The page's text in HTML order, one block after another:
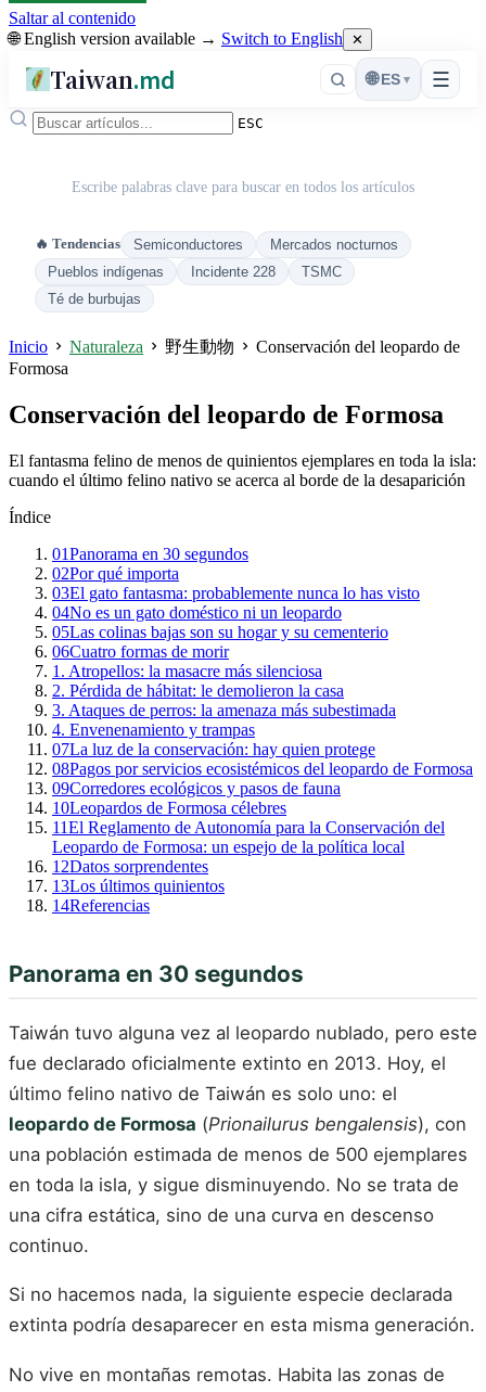
Saltar al contenido
🌐 English version available → Switch to English ✕
Taiwan.md ☰
🌐 ES ▾
ESC
Escribe palabras clave para buscar en todos los artículos
🔥 Tendencias Semiconductores
Mercados nocturnos
Pueblos indígenas
Incidente 228
TSMC
Té de burbujas
Inicio Naturaleza 野生動物
Conservación del leopardo de
Formosa
Conservación del leopardo de Formosa
El fantasma felino de menos de quinientos ejemplares en toda la isla:
cuando el último felino nativo se acerca al borde de la desaparición
Índice
01Panorama en 30 segundos
02Por qué importa
03El gato fantasma: probablemente nunca lo has visto
04No es un gato doméstico ni un leopardo
05Las colinas bajas son su hogar y su cementerio
06Cuatro formas de morir
1. Atropellos: la masacre más silenciosa
2. Pérdida de hábitat: le demolieron la casa
3. Ataques de perros: la amenaza más subestimada
4. Envenenamiento y trampas
07La luz de la conservación: hay quien protege
08Pagos por servicios ecosistémicos del leopardo de Formosa
09Corredores ecológicos y pasos de fauna
10Leopardos de Formosa célebres
11El Reglamento de Autonomía para la Conservación del
Leopardo de Formosa: un espejo de la política local
12Datos sorprendentes
13Los últimos quinientos
14Referencias
Panorama en 30 segundos
Taiwán tuvo alguna vez al leopardo nublado, pero este
fue declarado oficialmente extinto en 2013. Hoy, el
último felino nativo de Taiwán es solo uno: el
leopardo de Formosa (Prionailurus bengalensis), con
una población estimada de menos de 500 ejemplares
en toda la isla, y sigue disminuyendo. No se trata de
una cifra estática, sino de una curva en descenso
continuo.
Si no hacemos nada, la siguiente especie declarada
extinta podría desaparecer en esta misma generación.
No vive en montañas remotas. Habita las zonas de